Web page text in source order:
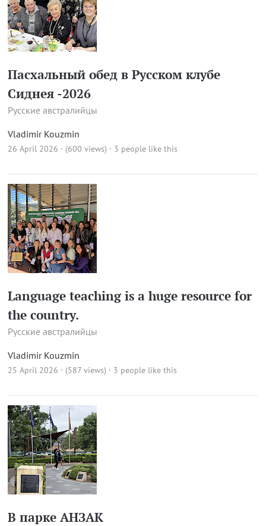
Пасхальный обед в Русском клубе
Сиднея -2026
Русские австралийцы
Vladimir Kouzmin
26 April 2026 · (600 views) · 3 people like this
Language teaching is a huge resource for
the country.
Русские австралийцы
Vladimir Kouzmin
25 April 2026 · (587 views) · 3 people like this
В парке АНЗАК